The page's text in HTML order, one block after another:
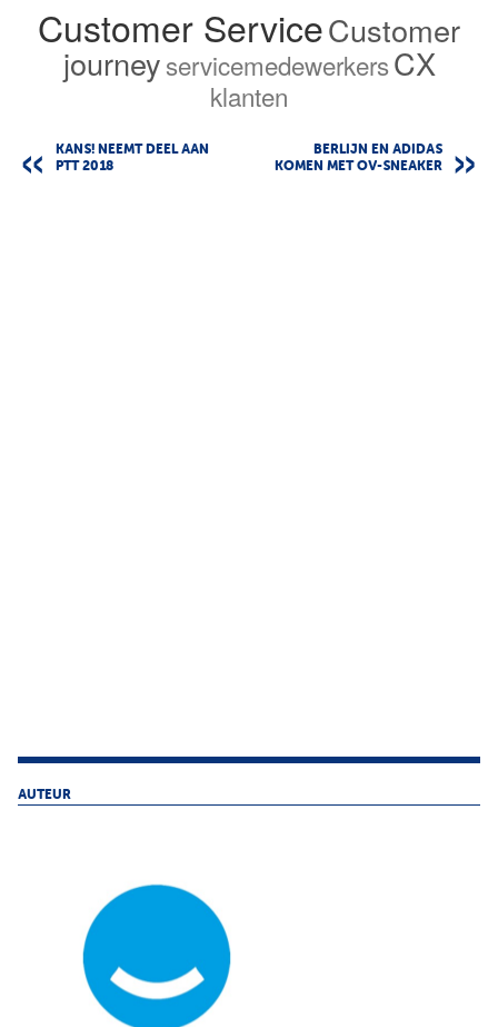
Customer ServiceCustomer
journeyservicemedewerkersCX
klanten
KANS! NEEMT DEEL AAN
PTT 2018
BERLIJN EN ADIDAS
KOMEN MET OV-SNEAKER
AUTEUR